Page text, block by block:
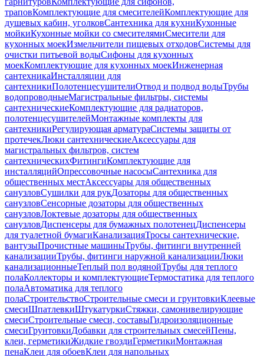
траповКомплектующие для смесителейКомплектующие для
душевых кабин, уголковСантехника для кухниКухонные
мойкиКухонные мойки со смесителямиСмесители для
кухонных моекИзмельчители пищевых отходовСистемы для
очистки питьевой водыСифоны для кухонных
моекКомплектующие для кухонных моекИнженерная
сантехникаИнсталляции для
сантехникиПолотенцесушителиОтвод и подвод водыТрубы
водопроводныеМагистральные фильтры, системы
сантехническиеКомплектующие для радиаторов,
полотенцесушителейМонтажные комплекты для
сантехникиРегулирующая арматураСистемы защиты от
протечекЛюки сантехническиеАксессуары для
магистральных фильтров, систем
сантехническихФитингиКомплектующие для
инсталляцийОпрессовочные насосыСантехника для
общественных местАксессуары для общественных
санузловСушилки для рукДозаторы для общественных
санузловСенсорные дозаторы для общественных
санузловЛоктевые дозаторы для общественных
санузловДиспенсеры для бумажных полотенецДиспенсеры
для туалетной бумагиКанализацияТросы сантехнические,
вантузыПрочистные машиныТрубы, фитинги внутренней
канализацииТрубы, фитинги наружной канализацииЛюки
канализационныеТеплый пол водянойТрубы для теплого
полаКоллекторы и комплектующиеТермостатика для теплого
полаАвтоматика для теплого
полаСтроительствоСтроительные смеси и грунтовкиКлеевые
смесиШпатлевкиШтукатуркиСтяжки, самонивелирующие
смесиСтроительные смеси, составыГидроизоляционные
смесиГрунтовкиДобавки для строительных смесейПены,
клеи, герметикиЖидкие гвоздиГерметикиМонтажная
пенаКлеи для обоевКлеи для напольных